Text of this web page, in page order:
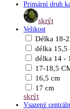
Primární druh
skrýt
Velikost
Délka 18-
délka 15,5
délka 14 -
17-18,5
16,5 cm
17 cm
skrýt
Vsazený